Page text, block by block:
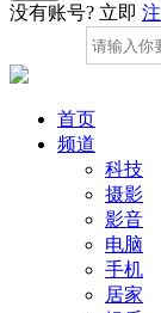
没有账号? 立即
首页
频道
科技
摄影
影音
电脑
手机
居家